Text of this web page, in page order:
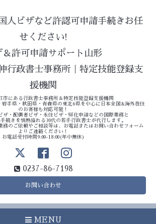
人ビザなど許認可申請手続きお任
せください!
＆許可申請サポート山形
行政書士事務所｜特定技能登録支
援機関
市にある行政書士事務所＆特定技能登録支援機関
岩手県・秋田県・青森県の東北6県を中心に日本全国&海外在住
のお客様も対応可能！
ザ・配偶者ビザ・永住ビザ・帰化申請などの国際業務と
続きを情熱溢れる30代の若手行政書士が代行します。
務のご依頼やご相談等は、お電話またはお問い合わせフォーム
よりご連絡ください！
お電話受付時間9:00-18:00(年中無休)
0237-86-7198
お問い合わせ
MENU